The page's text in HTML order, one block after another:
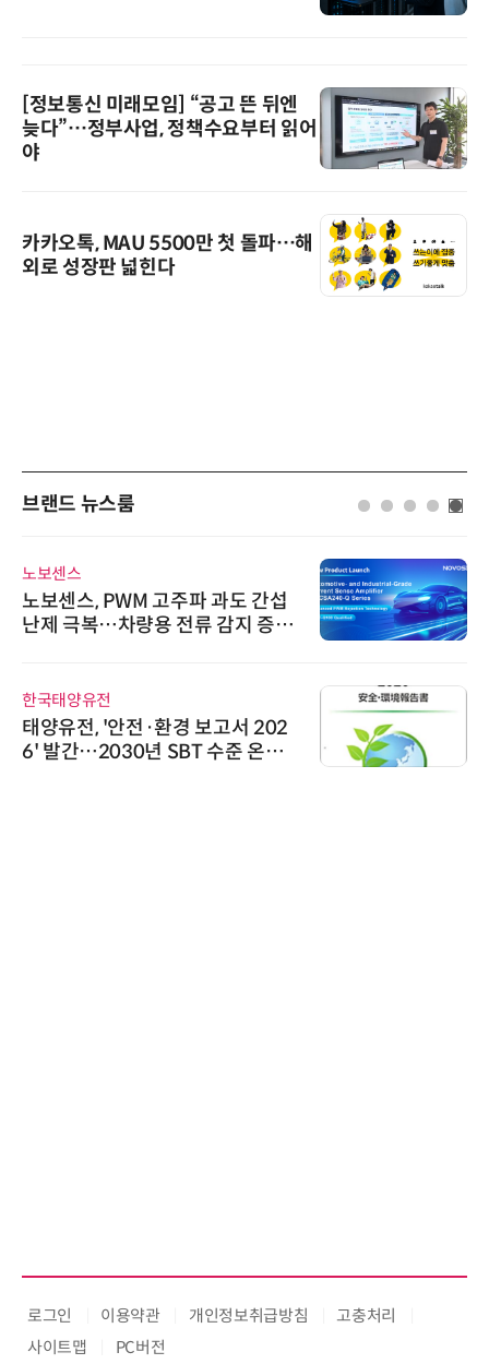
[정보통신 미래모임] “공고 뜬 뒤엔
늦다”…정부사업, 정책수요부터 읽어
야
카카오톡, MAU 5500만 첫 돌파…해
외로 성장판 넓힌다
브랜드 뉴스룸
노보센스
노보센스, PWM 고주파 과도 간섭
난제 극복…차량용 전류 감지 증폭
한국태양유전
태양유전, '안전·환경 보고서 202
6' 발간…2030년 SBT 수준 온실
로그인 이용약관 개인정보취급방침
고충처리
사이트맵
PC버전